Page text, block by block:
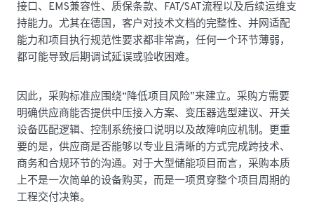
接口、EMS兼容性、质保条款、FAT/SAT流程以及后续运维支
持能力。尤其在德国，客户对技术文档的完整性、并网适配
能力和项目执行规范性要求都非常高，任何一个环节薄弱，
都可能导致后期调试延误或验收困难。
因此，采购标准应围绕“降低项目风险”来建立。采购方需要
明确供应商能否提供中压接入方案、变压器选型建议、开关
设备匹配逻辑、控制系统接口说明以及故障响应机制。更重
要的是，供应商是否能够以专业且清晰的方式完成跨技术、
商务和合规环节的沟通。对于大型储能项目而言，采购本质
上不是一次简单的设备购买，而是一项贯穿整个项目周期的
工程交付决策。